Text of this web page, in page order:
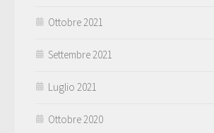
Ottobre 2021
Settembre 2021
Luglio 2021
Ottobre 2020